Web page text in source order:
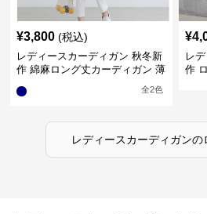
¥3,800 (税込)
レディースカーディガン 秋冬新
作 綿麻ロング丈カーディガン 薄
全2色
¥
レ
作
レディースカーディガンの